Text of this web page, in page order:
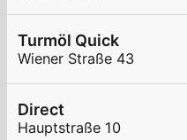
Turmöl Quick
Wiener Straße 43
Direct
Hauptstraße 10